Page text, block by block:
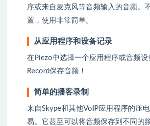
序或来自麦克风等音频输入的音频。
置，使用非常简单。
从应用程序和设备记录
在Piezo中选择一个应用程序或音频
Record保存音频！
简单的播客录制
来自Skype和其他VoIP应用程序的压
易。它甚至可以将音频保存到不同的